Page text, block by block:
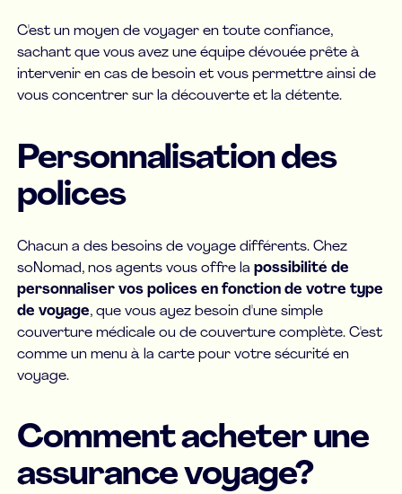
C'est un moyen de voyager en toute confiance,
sachant que vous avez une équipe dévouée prête à
intervenir en cas de besoin et vous permettre ainsi de
vous concentrer sur la découverte et la détente.
Personnalisation des
polices
Chacun a des besoins de voyage différents. Chez
soNomad, nos agents vous offre lapossibilité de
personnaliser vos polices en fonction de votre type
de voyage, que vous ayez besoin d'une simple
couverture médicale ou de couverture complète. C'est
comme un menu à la carte pour votre sécurité en
voyage.
Comment acheter une
assurance voyage?